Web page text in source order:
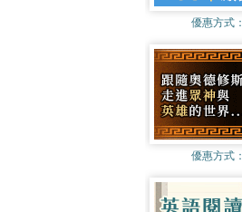
優惠方式：
優惠方式：